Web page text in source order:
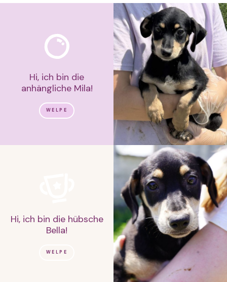
Hi, ich bin die
anhängliche Mila!
WELPE
Hi, ich bin die hübsche
Bella!
WELPE